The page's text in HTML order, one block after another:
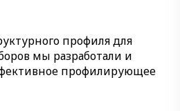
профиля для
мы разработали и
профилирующее